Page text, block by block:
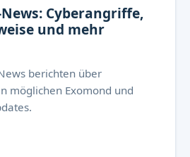
News: Cyberangriffe,
und mehr
berichten über
möglichen Exomond und